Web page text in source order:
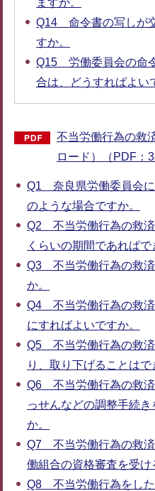
ますか。
Q14 命令書の写しが
すか。
Q15 労働委員会の命
合は、どうすればよい
不当労働行為の救
ロード）（PDF：
Q1 奈良県労働委員会
のような場合ですか。
Q2 不当労働行為の救
くらいの期間であればで
Q3 不当労働行為の救
か。
Q4 不当労働行為の救済
にすればよいですか。
Q5 不当労働行為の救済
り、取り下げることはで
Q6 不当労働行為の救
っせんなどの調整手続
か。
Q7 不当労働行為の救
働組合の資格審査を受け
Q8 不当労働行為をし